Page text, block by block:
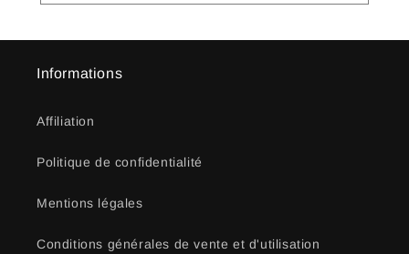
Informations
Affiliation
Politique de confidentialité
Mentions légales
Conditions générales de vente et d'utilisation